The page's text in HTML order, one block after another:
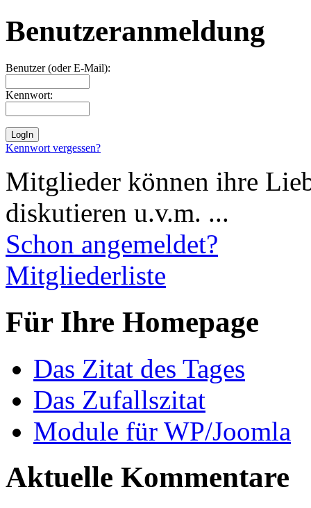
Benutzeranmeldung
Benutzer (oder E-Mail):
Kennwort:
Kennwort vergessen?
Mitglieder können ihre
diskutieren u.v.m. ...
Schon angemeldet?
Mitgliederliste
Für Ihre Homepage
Das Zitat des Tages
Das Zufallszitat
Module für WP/Joomla
Aktuelle Kommentare